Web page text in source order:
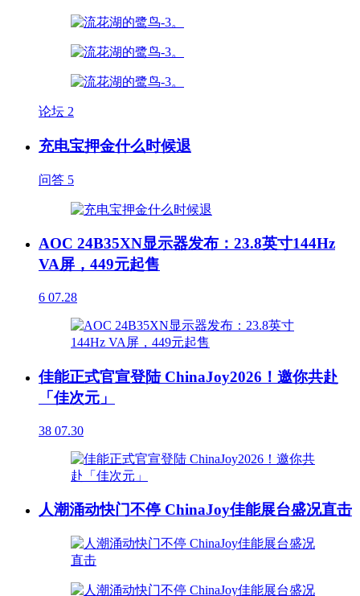
论坛 2
充电宝押金什么时候退
问答 5
AOC 24B35XN显示器发布：23.8英寸144Hz
VA屏，449元起售
6 07.28
佳能正式官宣登陆 ChinaJoy2026！邀你共赴
「佳次元」
38 07.30
人潮涌动快门不停 ChinaJoy佳能展台盛况直击